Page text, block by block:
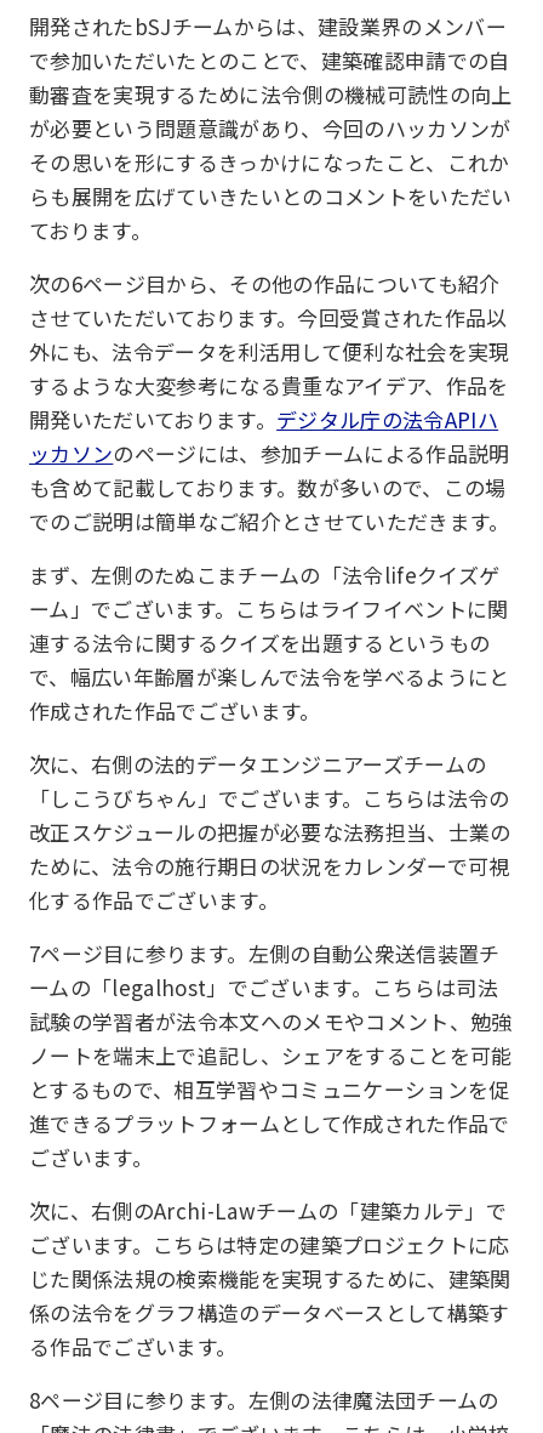
開発されたbSJチームからは、建設業界のメンバー
で参加いただいたとのことで、建築確認申請での自
動審査を実現するために法令側の機械可読性の向上
が必要という問題意識があり、今回のハッカソンが
その思いを形にするきっかけになったこと、これか
らも展開を広げていきたいとのコメントをいただい
ております。
次の6ページ目から、その他の作品についても紹介
させていただいております。今回受賞された作品以
外にも、法令データを利活用して便利な社会を実現
するような大変参考になる貴重なアイデア、作品を
開発いただいております。 デジタル庁の法令APIハ
ッカソンのページには、参加チームによる作品説明
も含めて記載しております。数が多いので、この場
でのご説明は簡単なご紹介とさせていただきます。
まず、左側のたぬこまチームの「法令lifeクイズゲ
ーム」でございます。こちらはライフイベントに関
連する法令に関するクイズを出題するというもの
で、幅広い年齢層が楽しんで法令を学べるようにと
作成された作品でございます。
次に、右側の法的データエンジニアーズチームの
「しこうびちゃん」でございます。こちらは法令の
改正スケジュールの把握が必要な法務担当、士業の
ために、法令の施行期日の状況をカレンダーで可視
化する作品でございます。
7ページ目に参ります。左側の自動公衆送信装置チ
ームの「legalhost」でございます。こちらは司法
試験の学習者が法令本文へのメモやコメント、勉強
ノートを端末上で追記し、シェアをすることを可能
とするもので、相互学習やコミュニケーションを促
進できるプラットフォームとして作成された作品で
ございます。
次に、右側のArchi-Lawチームの「建築カルテ」で
ございます。こちらは特定の建築プロジェクトに応
じた関係法規の検索機能を実現するために、建築関
係の法令をグラフ構造のデータベースとして構築す
る作品でございます。
8ページ目に参ります。左側の法律魔法団チームの